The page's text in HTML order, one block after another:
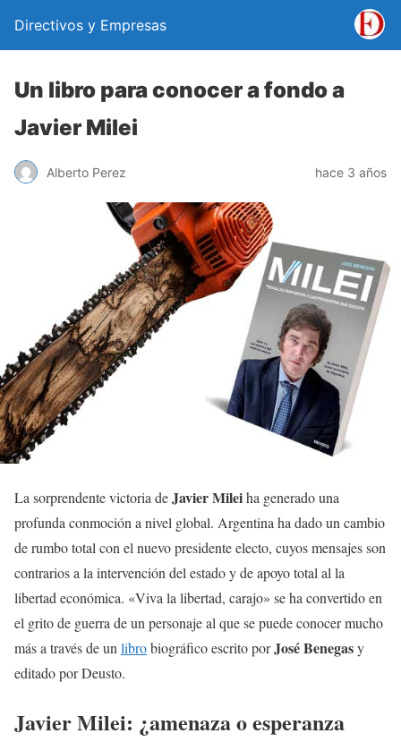
Directivos y Empresas
Un libro para conocer a fondo a
Javier Milei
Alberto Perez hace 3 años
La sorprendente victoria deJavier Mileiha generado una
profunda conmoción a nivel global. Argentina ha dado un cambio
de rumbo total con el nuevo presidente electo, cuyos mensajes son
contrarios a la intervención del estado y de apoyo total al la
libertad económica. «Viva la libertad, carajo» se ha convertido en
el grito de guerra de un personaje al que se puede conocer mucho
más a través de un librobiográfico escrito porJosé Benegasy
editado por Deusto.
Javier Milei: ¿amenaza o esperanza